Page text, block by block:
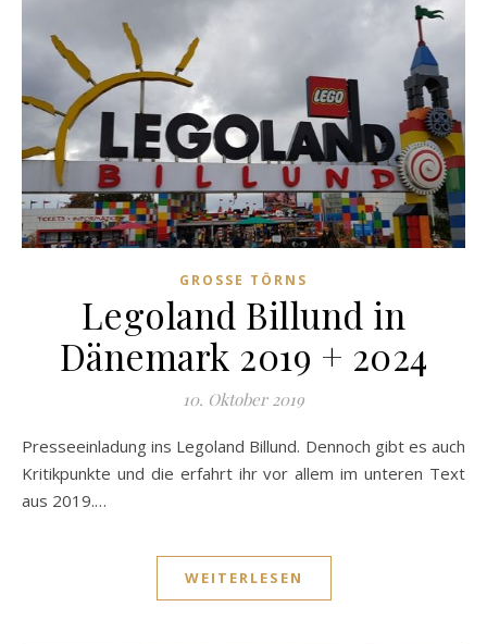
GROSSE TÖRNS
Legoland Billund in
Dänemark 2019 + 2024
10. Oktober 2019
Presseeinladung ins Legoland Billund. Dennoch gibt es auch
Kritikpunkte und die erfahrt ihr vor allem im unteren Text
aus 2019.…
WEITERLESEN